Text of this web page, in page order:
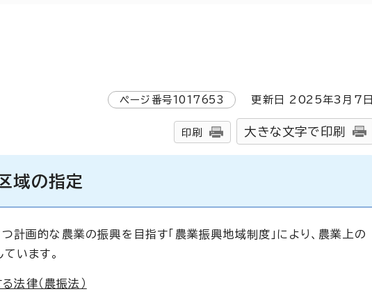
ページ番号1017653 更新日 2025年3月7日
印刷 大きな文字で印刷
域の指定
計画的な農業の振興を目指す「農業振興地域制度」により、農業上の
います。
法律（農振法）